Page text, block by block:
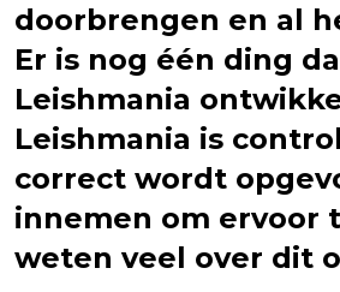
doorbrengen en al
Er is nog één ding
Leishmania
Leishmania is
correct wordt
innemen om ervoor
weten veel over dit